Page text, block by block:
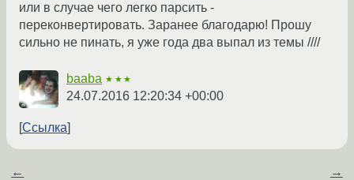
или в случае чего легко парсить -
переконвертировать. Заранее благодарю! Прошу
сильно не пинать, я уже года два выпал из темы ////
baaba ★★★
24.07.2016 12:20:34 +00:00
Ссылка
← →